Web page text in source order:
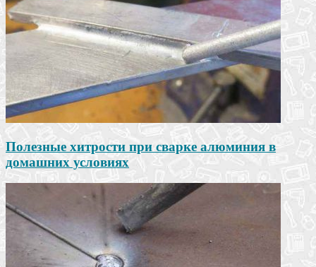
Полезные хитрости при сварке алюминия в
домашних условиях